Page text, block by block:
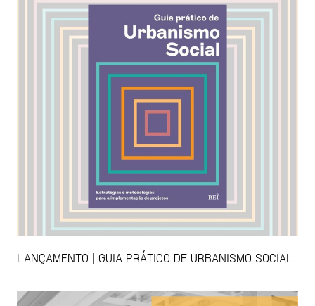
LANÇAMENTO | GUIA PRÁTICO DE URBANISMO SOCIAL